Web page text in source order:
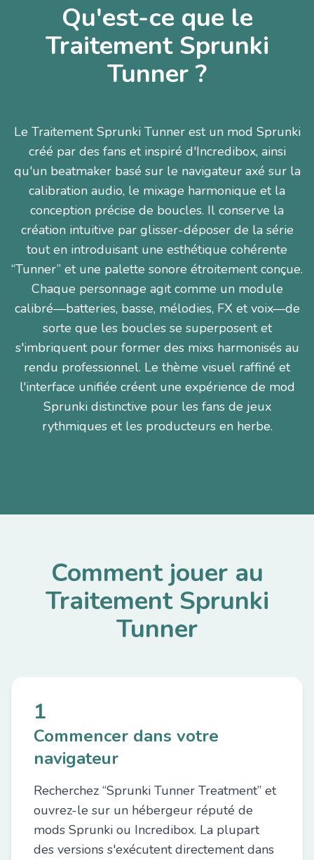
Qu'est-ce que le
Traitement Sprunki
Tunner ?
Le Traitement Sprunki Tunner est un mod Sprunki
créé par des fans et inspiré d'Incredibox, ainsi
qu'un beatmaker basé sur le navigateur axé sur la
calibration audio, le mixage harmonique et la
conception précise de boucles. Il conserve la
création intuitive par glisser-déposer de la série
tout en introduisant une esthétique cohérente
“Tunner” et une palette sonore étroitement conçue.
Chaque personnage agit comme un module
calibré—batteries, basse, mélodies, FX et voix—de
sorte que les boucles se superposent et
s'imbriquent pour former des mixs harmonisés au
rendu professionnel. Le thème visuel raffiné et
l'interface unifiée créent une expérience de mod
Sprunki distinctive pour les fans de jeux
rythmiques et les producteurs en herbe.
Comment jouer au
Traitement Sprunki
Tunner
1
Commencer dans votre
navigateur
Recherchez “Sprunki Tunner Treatment” et
ouvrez-le sur un hébergeur réputé de
mods Sprunki ou Incredibox. La plupart
des versions s'exécutent directement dans